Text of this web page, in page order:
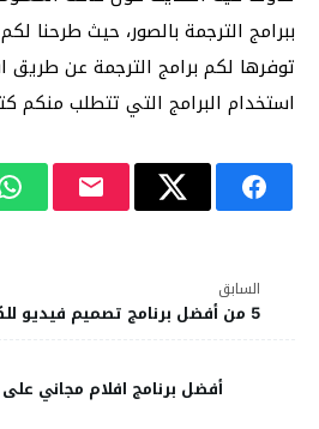
ببرامج الترجمة بالصور، حيث طرحنا
توفرها لكم برامج الترجمة عن طريق
استخدام البرامج التي تتطلب منكم
السابق
5 من أفضل برنامج تصميم فيديو للكمبيوتر
أفضل برنامج افلام مجاني